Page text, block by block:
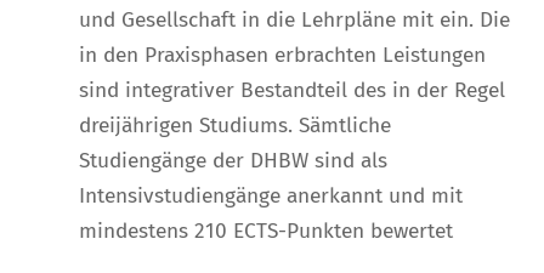
und Gesellschaft in die Lehrpläne mit ein. Die
in den Praxisphasen erbrachten Leistungen
sind integrativer Bestandteil des in der Regel
dreijährigen Studiums. Sämtliche
Studiengänge der DHBW sind als
Intensivstudiengänge anerkannt und mit
mindestens 210 ECTS-Punkten bewertet